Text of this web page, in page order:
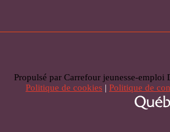
Propulsé par Carrefour jeunesse-emploi
Politique de cookies | Politique de